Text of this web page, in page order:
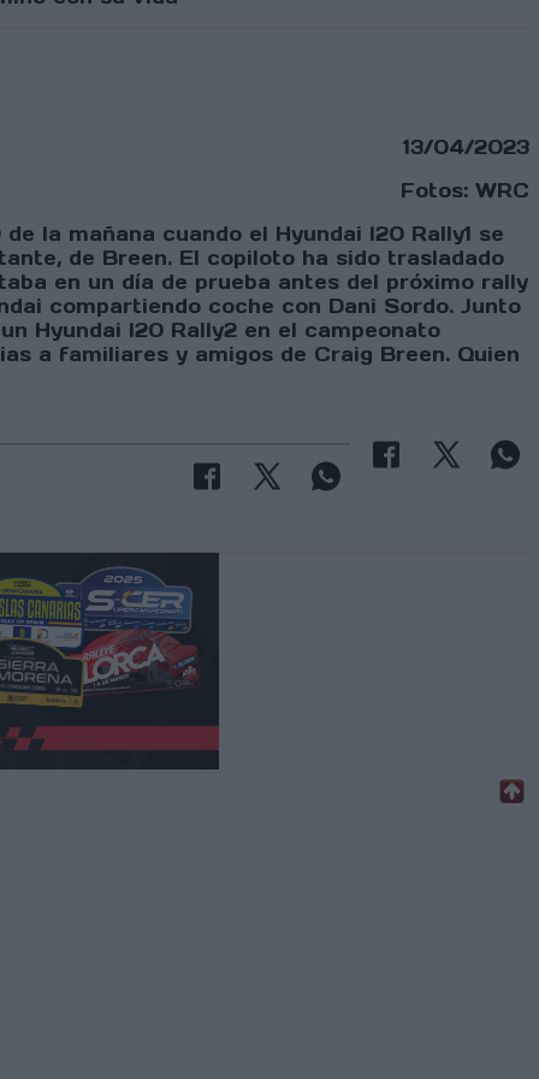
13/04/2023
Fotos: WRC
la mañana cuando el Hyundai I20 Rally1 se
de Breen. El copiloto ha sido trasladado
en un día de prueba antes del próximo rally
compartiendo coche con Dani Sordo. Junto
Hyundai I20 Rally2 en el campeonato
a familiares y amigos de Craig Breen. Quien